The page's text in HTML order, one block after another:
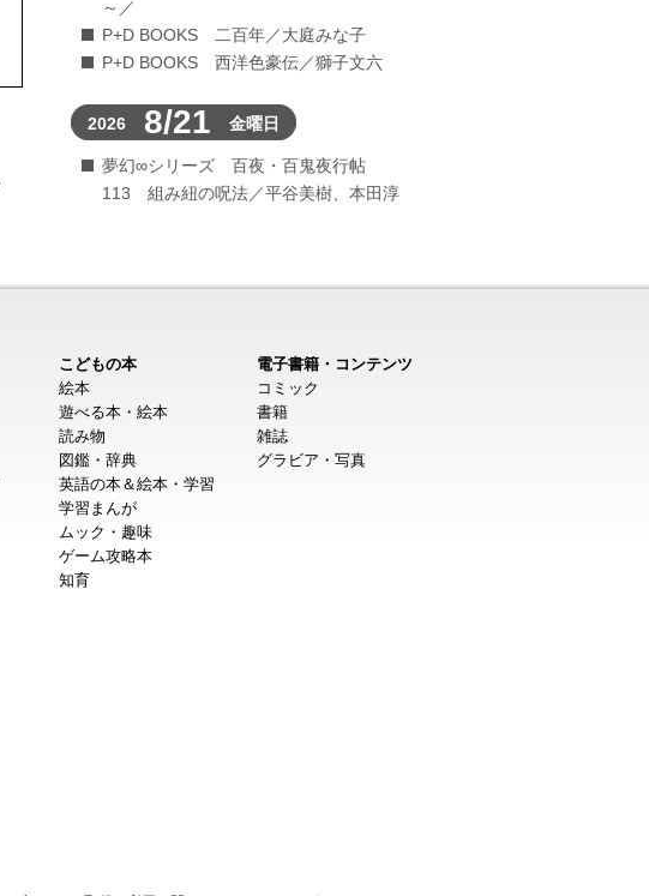
～／
P+D BOOKS 二百年／大庭みな子
P+D BOOKS 西洋色豪伝／獅子文六
2026 8/21 金曜日
夢幻∞シリーズ 百夜・百鬼夜行帖
113 組み紐の呪法／平谷美樹、本田淳
こどもの本
絵本
遊べる本・絵本
読み物
図鑑・辞典
英語の本＆絵本・学習
学習まんが
ムック・趣味
ゲーム攻略本
知育
電子書籍・コンテンツ
コミック
書籍
雑誌
グラビア・写真